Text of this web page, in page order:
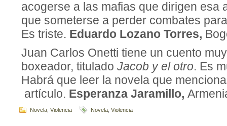
acogerse a las mafias que dirigen esa
que someterse a perder combates
Es triste. Eduardo Lozano Torres,
Juan Carlos Onetti tiene un cuento
boxeador, titulado Jacob y el otro. Es
Habrá que leer la novela que
artículo. Esperanza Jaramillo,
Novela Violencia Novela Violencia